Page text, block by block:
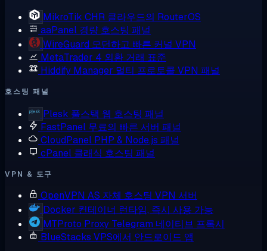
MikroTik CHR 클라우드의 RouterOS
aaPanel 경량 호스팅 패널
WireGuard 모던하고 빠른 커널 VPN
MetaTrader 4 외환 거래 표준
Hiddify Manager 멀티 프로토콜 VPN 패널
호스팅 패널
Plesk 풀스택 웹 호스팅 패널
FastPanel 무료의 빠른 서버 패널
CloudPanel PHP & Node.js 패널
cPanel 클래식 호스팅 패널
VPN & 도구
OpenVPN AS 자체 호스팅 VPN 서버
Docker 컨테이너 런타임, 즉시 사용 가능
MTProto Proxy Telegram 네이티브 프록시
BlueStacks VPS에서 안드로이드 앱